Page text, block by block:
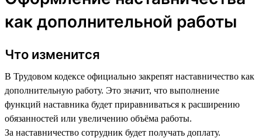
как дополнительной работы
Что изменится
В Трудовом кодексе официально закрепят наставничество как
дополнительную работу. Это значит, что выполнение
функций наставника будет приравниваться к расширению
обязанностей или увеличению объёма работы.
За наставничество сотрудник будет получать доплату.